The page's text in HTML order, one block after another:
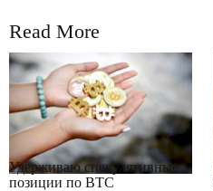
Read More
RRCNEWS_RU
Удерживаю спекулятивные
позиции по BTC